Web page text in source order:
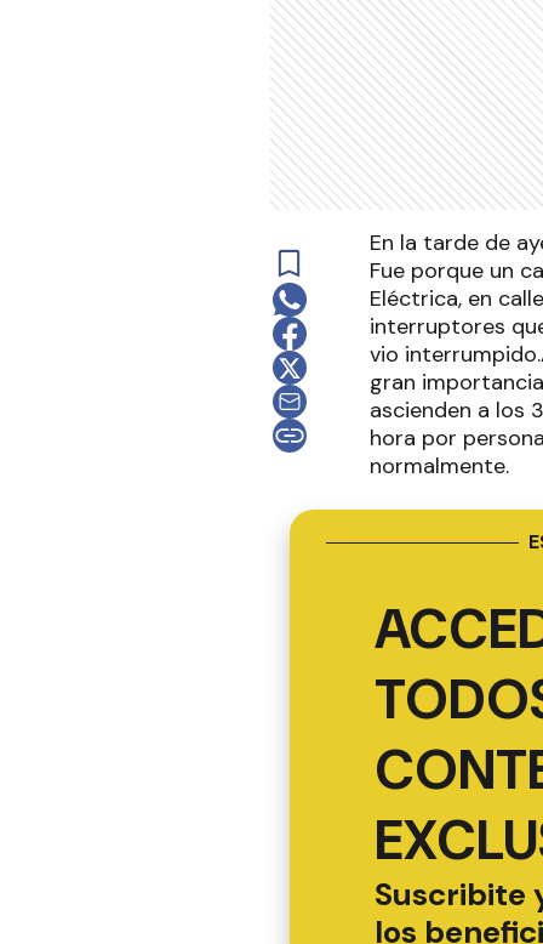
En la tarde de
Fue porque un
Eléctrica, en
interruptores
vio
gran
ascienden a los
hora por
normalmente.
Suscribite
los